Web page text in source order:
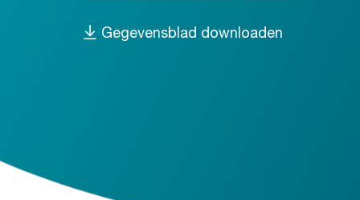
Gegevensblad downloaden